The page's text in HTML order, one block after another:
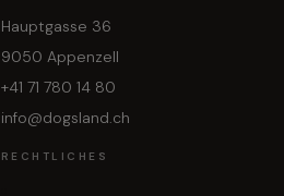
Hauptgasse 36
9050 Appenzell
+41 71 780 14 80
info@dogsland.ch
RECHTLICHES